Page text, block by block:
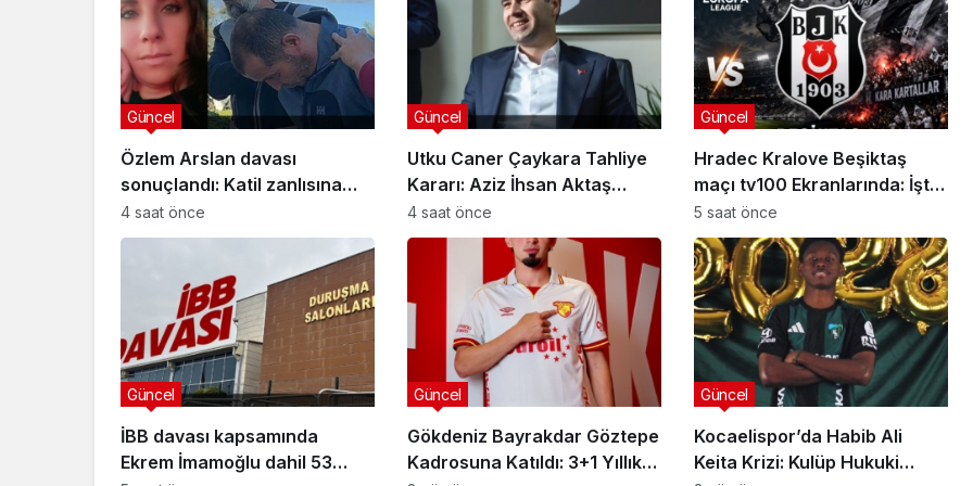
Özlem Arslan davası
sonuçlandı: Katil zanlısına
indirimsiz ağırlaştırılmış
müebbet hapis cezası verildi
Güncel
4 saat önce
Utku Caner Çaykara Tahliye
Kararı: Aziz İhsan Aktaş
Davasında Yeni Gelişme
Güncel
4 saat önce
Hradec Kralove Beşiktaş
maçı tv100 Ekranlarında: İşte
Karşılaşmanın Detayları
Güncel
5 saat önce
İBB davası kapsamında
Ekrem İmamoğlu dahil 53
Güncel
Gökdeniz Bayrakdar Göztepe
Kadrosuna Katıldı: 3+1 Yıllık
Güncel
Kocaelispor’da Habib Ali
Keita Krizi: Kulüp Hukuki
Güncel
Güncel
Özlem Arslan davası
sonuçlandı: Katil zanlısına
indirimsiz ağırlaştırılmış
müebbet hapis cezası
verildi
Güncel
Utku Caner Çaykara
Tahliye Kararı: Aziz İhsan
Aktaş Davasında Yeni
Gelişme